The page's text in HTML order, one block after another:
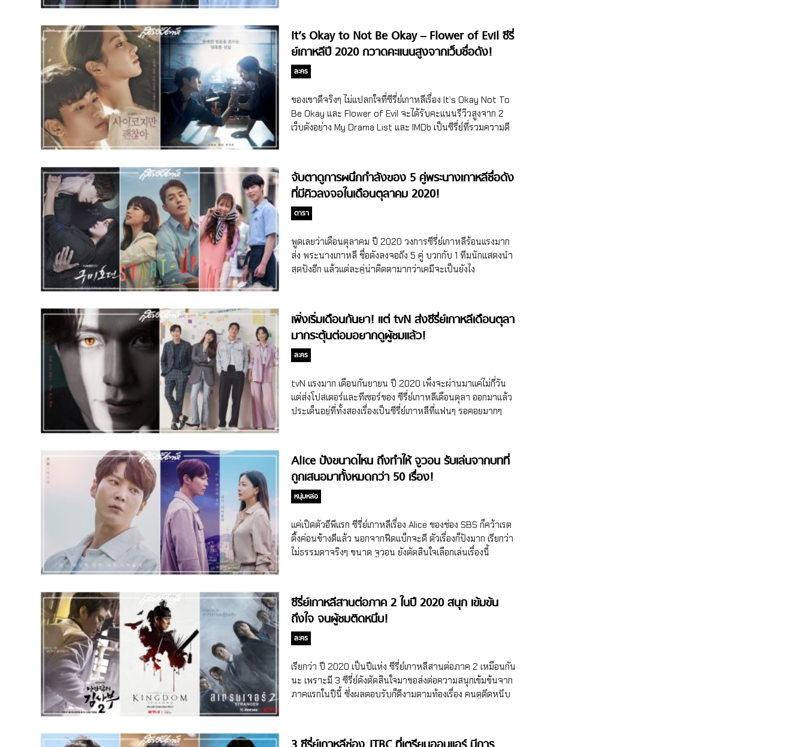
It’s Okay to Not Be Okay – Flower of Evil ซีรี่
ย์เกาหลีปี 2020 กวาดคะแนนสูงจากเว็บชื่อดัง!
ละคร
ของเขาดีจริงๆ ไม่แปลกใจที่ซีรี่ย์เกาหลีเรื่อง It’s Okay Not To
Be Okay และ Flower of Evil จะได้รับคะแนนรีวิวสูงจาก 2
เว็บดังอย่าง My Drama List และ IMDb เป็นซีรี่ย์ที่รวมความดี
จับตาดูการผนึกกำลังของ 5 คู่พระนางเกาหลีชื่อดัง
ที่มีคิวลงจอในเดือนตุลาคม 2020!
ดารา
พูดเลยว่าเดือนตุลาคม ปี 2020 วงการซีรี่ย์เกาหลีร้อนแรงมาก
ส่ง พระนางเกาหลี ชื่อดังลงจอถึง 5 คู่ บวกกับ 1 ทีมนักแสดงนำ
สุดปังอีก แล้วแต่ละคู่น่าติดตามากว่าเคมีจะเป็นยังไง
เพิ่งเริ่มเดือนกันยา! แต่ tvN ส่งซีรี่ย์เกาหลีเดือนตุลา
มากระตุ้นต่อมอยากดูผู้ชมแล้ว!
ละคร
tvN แรงมาก เดือนกันยายน ปี 2020 เพิ่งจะผ่านมาแค่ไม่กี่วัน
แต่ส่งโปสเตอร์และทีเซอร์ของ ซีรี่ย์เกาหลีเดือนตุลา ออกมาแล้ว
ประเด็นอยู่ที่ทั้งสองเรื่องเป็นซีรี่ย์เกาหลีที่แฟนๆ รอคอยมากๆ
Alice ปังขนาดไหน ถึงทำให้ จูวอน รับเล่นจากบทที่
ถูกเสนอมาทั้งหมดกว่า 50 เรื่อง!
หนุ่มหล่อ
แค่เปิดตัวอีพีแรก ซีรี่ย์เกาหลีเรื่อง Alice ของช่อง SBS ก็คว้าเรต
ติ้งค่อนข้างดีแล้ว นอกจากฟีดแบ็กจะดี ตัวเรื่องก็ปังมาก เรียกว่า
ไม่ธรรมดาจริงๆ ขนาด จูวอน ยังตัดสินใจเลือกเล่นเรื่องนี้
ซีรี่ย์เกาหลีสานต่อภาค 2 ในปี 2020 สนุก เข้มข้น
ถึงใจ จนผู้ชมติดหนึบ!
ละคร
เรียกว่า ปี 2020 เป็นปีแห่ง ซีรี่ย์เกาหลีสานต่อภาค 2 เหมือนกัน
นะ เพราะมี 3 ซีรี่ย์ดังตัดสินใจมาขอส่งต่อความสนุกเข้มข้นจาก
ภาคแรกในปีนี้ ซึ่งผลตอบรับก็ดีงามตามท้องเรื่อง คนดูตึดหนึบ